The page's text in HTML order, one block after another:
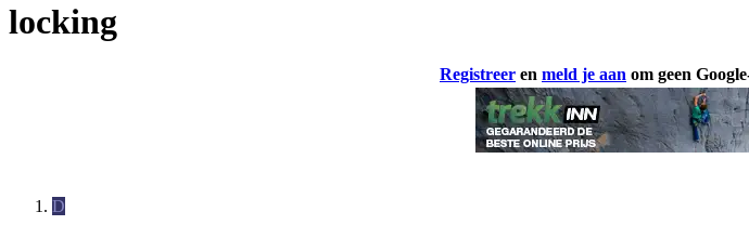
locking
Registreer en meld je aan om geen
D